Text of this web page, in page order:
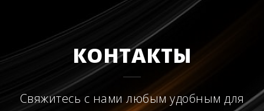
КОНТАКТЫ
Свяжитесь с нами любым удобным для